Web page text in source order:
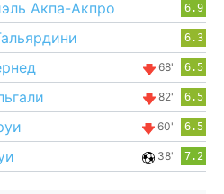
Акпа-Акпро 6.9
6.3
68' 6.5
82' 6.5
60' 6.5
38' 7.2